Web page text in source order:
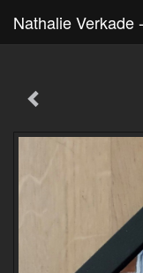
Nathalie Verkade